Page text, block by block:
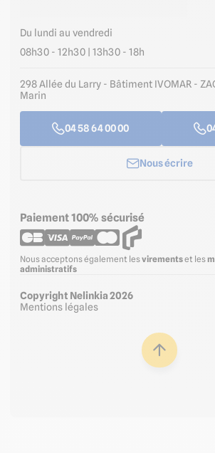
Du lundi au vendredi
08h30 - 12h30 | 13h30 - 18h
298 Allée du Larry - Bâtiment IVOMAR -
Marin
04 58 64 00 00
Nous écrire
Paiement 100% sécurisé
Nous acceptons également lesvirementset les
administratifs
Copyright Nelinkia 2026
Mentions légales